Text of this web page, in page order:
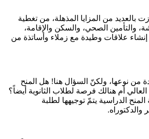
بالعديد من المزايا المذهلة، من تغطية
والتأمين الصحي، والسكن والإقامة،
إنشاء علاقات وطيدة مع زملاء وأساتذة من
من نوعها، ولكنّ السؤال هنا! هل المنح
العالي أم هنالك فرصة لطلاب الثانوية أيضاً؟
الدراسية يتمّ توجيهها لطلبة
والدكتوراه.